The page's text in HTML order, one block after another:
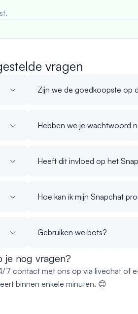
vragen
Zijn we de goedkoopste op
Hebben we je wachtwoord
Heeft dit invloed op het
Hoe kan ik mijn Snapchat
Gebruiken we bots?
je nog vragen?
7 contact met ons op via livechat of
binnen enkele minuten. 😊